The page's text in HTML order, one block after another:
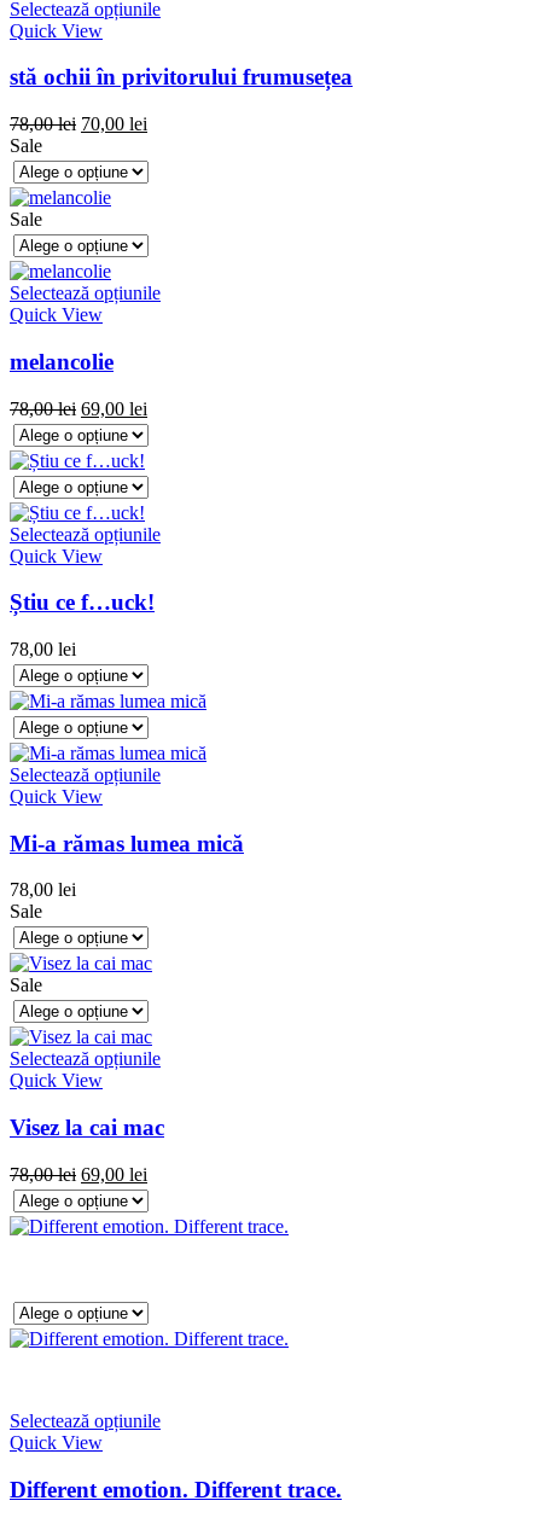
Selectează opțiunile
Quick View
stă ochii în privitorului frumusețea
78,00lei 70,00 lei
Sale
Sale
Selectează opțiunile
Quick View
melancolie
78,00lei 69,00 lei
Selectează opțiunile
Quick View
Știu ce f…uck!
78,00 lei
Selectează opțiunile
Quick View
Mi-a rămas lumea mică
78,00 lei
Sale
Sale
Selectează opțiunile
Quick View
Visez la cai mac
78,00lei 69,00 lei
Selectează opțiunile
Quick View
Different emotion. Different trace.